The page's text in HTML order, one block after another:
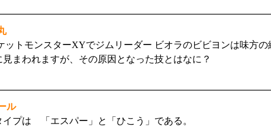
ットモンスターXYでジムリーダー ビオラのビビヨンは味方
見まわれますが、その原因となった技とはなに？
ル
イプは 「エスパー」と「ひこう」である。